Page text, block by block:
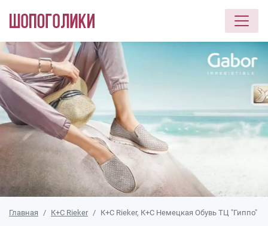
Перейти к основному содержанию
Главная К+С Rieker К+С Rieker, К+С Немецкая Обувь ТЦ "Гиппо"